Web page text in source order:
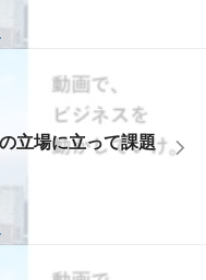
立場に立って課題